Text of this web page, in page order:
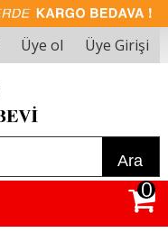
Üye ol Üye Girişi
Ara
0